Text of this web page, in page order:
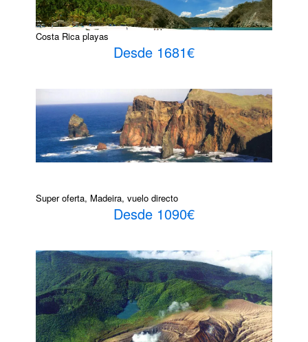
Costa Rica playas
Desde 1681€
Super oferta, Madeira, vuelo directo
Desde 1090€